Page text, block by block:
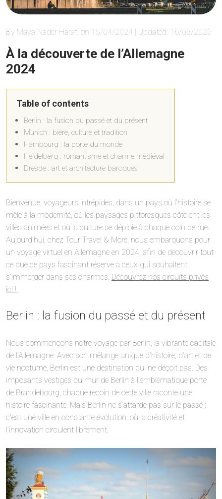
By Maya Nader Harati on 15/04/2024 | Updated: 16/05/2025
À la découverte de l’Allemagne
2024
Table of contents
Berlin : la fusion du passé et du présent
Munich : bière, culture et tradition
Hambourg : la porte du monde
Heidelberg : romantisme et charme médiéval
Dresde : art et architecture baroques
Bienvenue, voyageurs intrépides, dans un pays où l’histoire se
mêle à la modernité, où les paysages pittoresques côtoient les
villes animées et où la culture se déploie à chaque coin de rue.
Aujourd’hui, chez Tour Travel & More, nous embarquons pour
un voyage virtuel en Allemagne en 2024, afin de découvrir tout
ce que ce pays fascinant réserve à ceux qui souhaitent
s’immerger dans ses charmes. Découvrez nos circuits privés
ici !
Berlin : la fusion du passé et du présent
Nous commençons notre voyage par Berlin, la vibrante capitale
de l’Allemagne. Avec son mélange unique d’histoire, d’art et de
vie nocturne, Berlin est une destination qui ne déçoit pas. Des
imposants vestiges du mur de Berlin à l’emblématique porte
de Brandebourg, chaque recoin de cette ville raconte une
histoire fascinante. Mais Berlin ne s’attarde pas sur le passé ;
c’est une ville en constante évolution, où la créativité et
l’innovation circulent librement.